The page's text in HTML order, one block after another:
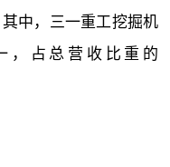
中，三一重工挖掘机
，占总营收比重的